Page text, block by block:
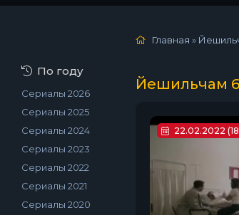
По году
Сериалы 2026
Сериалы 2025
Сериалы 2024
Сериалы 2023
Сериалы 2022
Сериалы 2021
Сериалы 2020
Главная »
Йешильчам
22.02.2022